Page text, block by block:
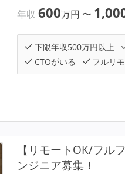
年収600万円 〜
下限年収500万円以上
CTOがいる
フルリ
【リモートOK/フル
ンジニア募集！